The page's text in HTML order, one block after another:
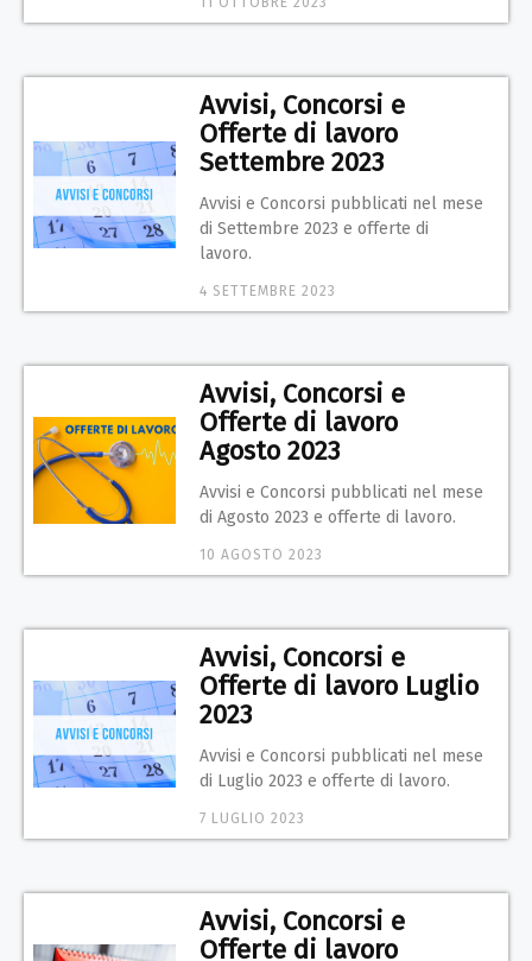
Avvisi, Concorsi e
Offerte di lavoro
Settembre 2023
Avvisi e Concorsi pubblicati nel mese
di Settembre 2023 e offerte di
lavoro.
4 SETTEMBRE 2023
Avvisi, Concorsi e
Offerte di lavoro
Agosto 2023
Avvisi e Concorsi pubblicati nel mese
di Agosto 2023 e offerte di lavoro.
10 AGOSTO 2023
Avvisi, Concorsi e
Offerte di lavoro Luglio
2023
Avvisi e Concorsi pubblicati nel mese
di Luglio 2023 e offerte di lavoro.
7 LUGLIO 2023
Avvisi, Concorsi e
Offerte di lavoro